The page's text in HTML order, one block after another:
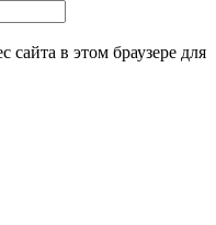
сайта в этом браузере для